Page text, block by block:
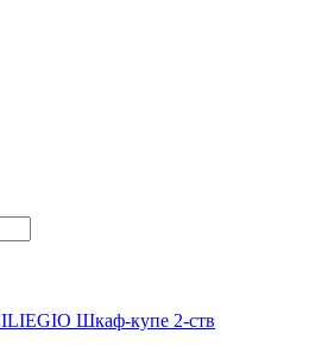
Шкаф-купе 2-ств